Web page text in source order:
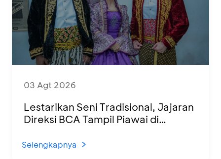
03 Agt 2026
Lestarikan Seni Tradisional, Jajaran
Direksi BCA Tampil Piawai di
Selengkapnya